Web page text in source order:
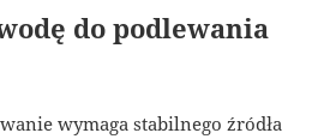
do podlewania
wymaga stabilnego źródła